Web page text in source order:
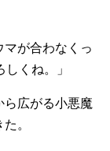
マが合わなくっ
くね。」
ら広がる小悪魔
。